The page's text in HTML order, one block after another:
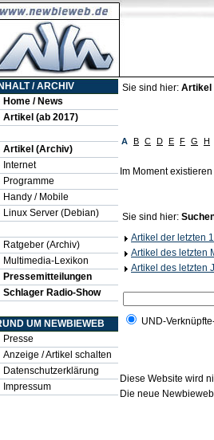
/ ARCHIV
Home / News
Artikel (ab 2017)
Artikel (Archiv)
Internet
Programme
Handy / Mobile
Linux Server (Debian)
Ratgeber (Archiv)
Multimedia-Lexikon
Pressemitteilungen
Schlager Radio-Show
UM NEWBIEWEB
Presse
Anzeige / Artikel schalten
Datenschutzerklärung
Impressum
Sie sind hier: Artikel
A B C D E F G H
Im Moment
Sie sind hier:
Artikel der letzten
Artikel des letzten
Artikel des letzten
UND-
Diese Website wird
Die neue